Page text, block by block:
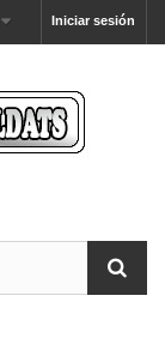
Iniciar sesión